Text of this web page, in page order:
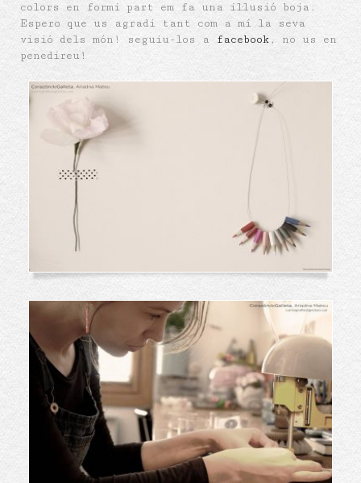
colors en formi part em fa una il·lusió boja.
Espero que us agradi tant com a mí la seva
visió dels món! seguiu-los a
facebook , no us en
penedireu!